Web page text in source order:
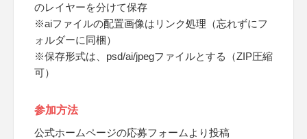
のレイヤーを分けて保存
※aiファイルの配置画像はリンク処理（忘れずにフ
ォルダーに同梱）
※保存形式は、psd/ai/jpegファイルとする（ZIP圧縮
可）
参加方法
公式ホームページの応募フォームより投稿